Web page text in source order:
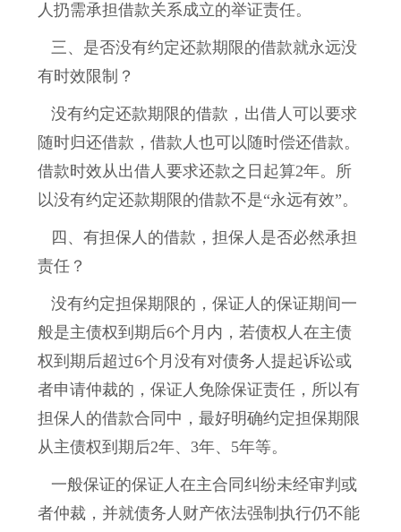
人扔需承担借款关系成立的举证责任。
三、是否没有约定还款期限的借款就永远没
有时效限制？
没有约定还款期限的借款，出借人可以要求
随时归还借款，借款人也可以随时偿还借款。
借款时效从出借人要求还款之日起算2年。所
以没有约定还款期限的借款不是“永远有效”。
四、有担保人的借款，担保人是否必然承担
责任？
没有约定担保期限的，保证人的保证期间一
般是主债权到期后6个月内，若债权人在主债
权到期后超过6个月没有对债务人提起诉讼或
者申请仲裁的，保证人免除保证责任，所以有
担保人的借款合同中，最好明确约定担保期限
从主债权到期后2年、3年、5年等。
一般保证的保证人在主合同纠纷未经审判或
者仲裁，并就债务人财产依法强制执行仍不能